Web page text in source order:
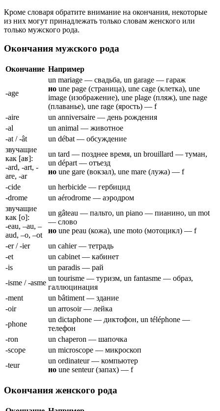
Кроме словаря обратите внимание на окончания, некоторые
из них могут принадлежать только словам женского или
только мужского рода.
Окончания мужского рода
Окончание Например
-age
un mariage — свадьба, un garage — гараж
но une page (страница), une cage (клетка), une
image (изображение), une plage (пляж), une nage
(плаванье), une rage (ярость) — f
-aire
un anniversaire — день рождения
-al
un animal — животное
-at / -ât
un débat — обсуждение
звучащие
как [aʁ]:
-ard, -art, -
are, -ar
un tard — позднее время, un brouillard — туман,
un départ — отъезд
но une gare (вокзал), une mare (лужа) — f
-cide
un herbicide — гербицид
-drome
un aérodrome — аэродром
звучащие
как [o]:
-eau, –au, –
aud, –o, –ot
un gâteau — пальто, un piano — пианино, un mot
— слово
но une peau (кожа), une moto (мотоцикл) — f
-er / -ier
un cahier — тетрадь
-et
un cabinet — кабинет
-is
un paradis — рай
-isme / -asme
un tourisme — туризм, un fantasme — образ,
галлюцинация
-ment
un bâtiment — здание
-oir
un arrosoir — лейка
-phone
un dictaphone — диктофон, un téléphone —
телефон
-ron
un chaperon — шапочка
-scope
un microscope — микроскоп
-teur
un ordinateur — компьютер
но une senteur (запах) — f
Окончания женского рода